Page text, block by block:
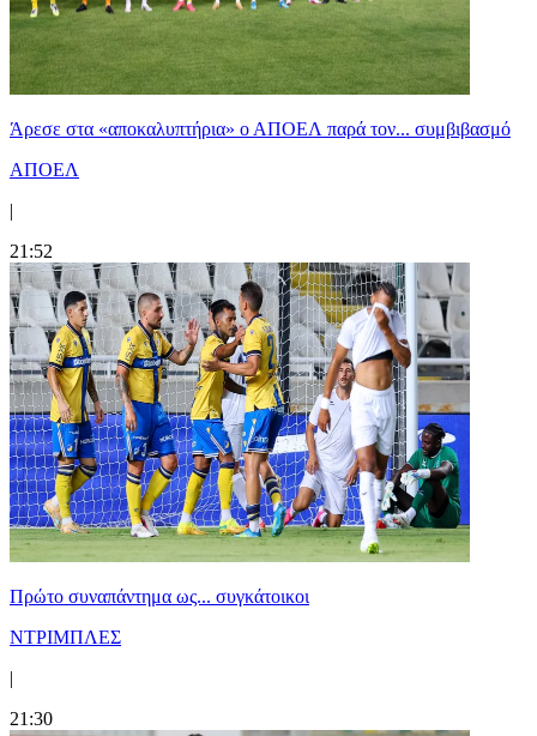
Άρεσε στα «αποκαλυπτήρια» ο ΑΠΟΕΛ παρά τον... συμβιβασμό
ΑΠΟΕΛ
|
21:52
Πρώτο συναπάντημα ως... συγκάτοικοι
ΝΤΡΙΜΠΛΕΣ
|
21:30